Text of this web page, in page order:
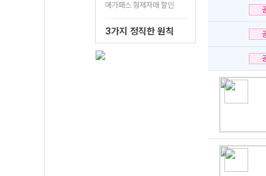
메가패스 형제자매 할인
3가지 정직한 원칙